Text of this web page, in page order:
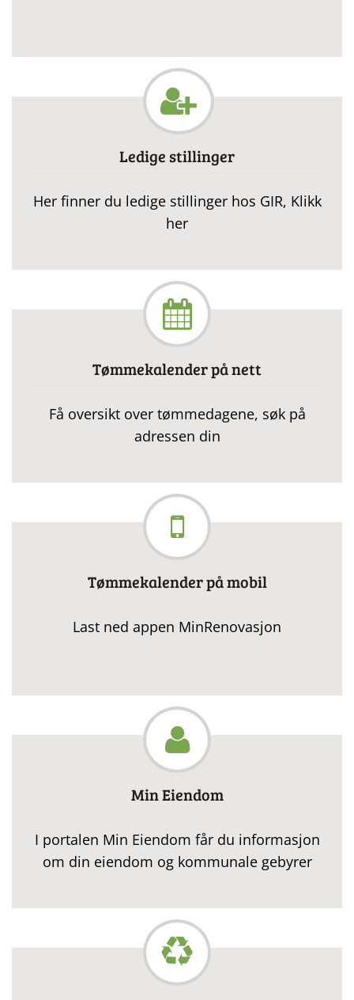
Ledige stillinger
Her finner du ledige stillinger hos GIR, Klikk
her
Tømmekalender på nett
Få oversikt over tømmedagene, søk på
adressen din
Tømmekalender på mobil
Last ned appen MinRenovasjon
Min Eiendom
I portalen Min Eiendom får du informasjon
om din eiendom og kommunale gebyrer